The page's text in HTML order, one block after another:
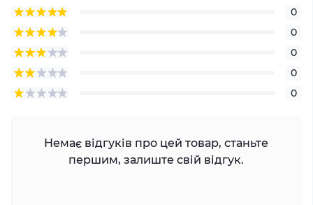
0
0
0
0
0
Немає відгуків про цей товар, станьте
першим, залиште свій відгук.